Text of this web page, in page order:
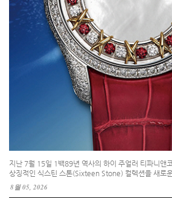
지난 7월 15일 1백89년 역사의 하이 주얼러 티파니
상징적인 식스틴 스톤(Sixteen Stone) 컬렉션을 새로
마더 오브 펄 루비 워치(Sixteen Stone Mother-of-
다.
8월 05, 2026